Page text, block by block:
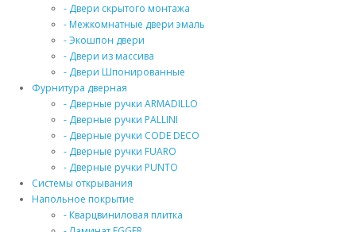
- Двери скрытого монтажа
- Межкомнатные двери эмаль
- Экошпон двери
- Двери из массива
- Двери Шпонированные
Фурнитура дверная
- Дверные ручки ARMADILLO
- Дверные ручки PALLINI
- Дверные ручки CODE DECO
- Дверные ручки FUARO
- Дверные ручки PUNTO
Системы открывания
Напольное покрытие
- Кварцвиниловая плитка